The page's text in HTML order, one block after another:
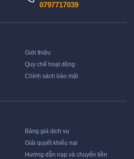
0797717039
Giới thiệu
Quy chế hoạt động
Chính sách bảo mật
Bảng giá dịch vụ
Giải quyết khiếu nại
Hướng dẫn nạp và chuyển tiền